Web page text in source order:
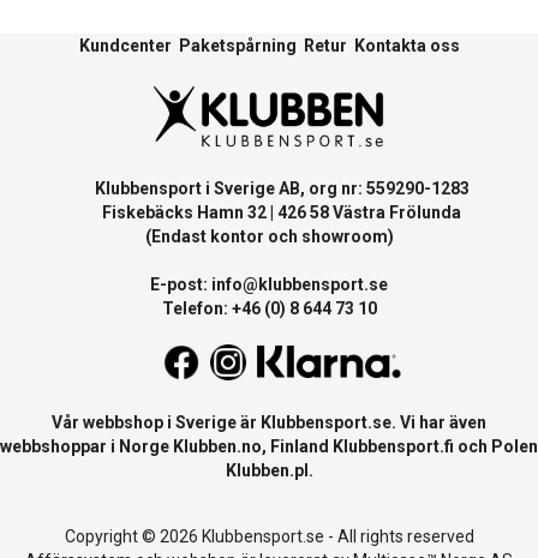
Kundcenter Paketspårning Retur Kontakta oss
Klubbensport i Sverige AB, org nr: 559290-1283
Fiskebäcks Hamn 32 | 426 58 Västra Frölunda
(Endast kontor och showroom)
E-post: info@klubbensport.se
Telefon: +46 (0) 8 644 73 10
Vår webbshop i Sverige är Klubbensport.se. Vi har även
webbshoppar i Norge Klubben.no, Finland Klubbensport.fi och Polen
Klubben.pl .
Copyright © 2026 Klubbensport.se - All rights reserved